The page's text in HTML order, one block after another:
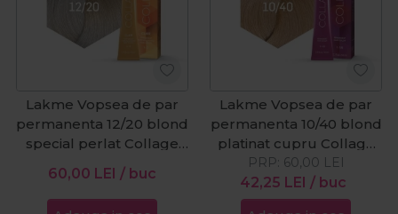
Lakme Vopsea de par
permanenta 12/20 blond
special perlat Collage
Clair 60ml
60,00 LEI / buc
Lakme Vopsea de par
permanenta 10/40 blond
platinat cupru Collage
60ml
42,25 LEI / buc
PRP: 60,00 LEI